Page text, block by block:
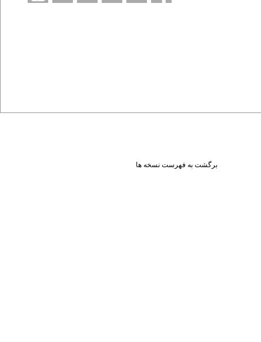
برگشت به فهرست نسخه ها